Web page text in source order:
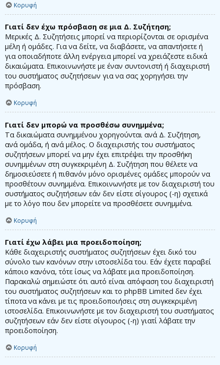
Κορυφή
Γιατί δεν έχω πρόσβαση σε μια Δ. Συζήτηση;
Μερικές Δ. Συζητήσεις μπορεί να περιορίζονται σε ορισμένα
μέλη ή ομάδες. Για να δείτε, να διαβάσετε, να απαντήσετε ή
για οποιαδήποτε άλλη ενέργεια μπορεί να χρειάζεστε ειδικά
δικαιώματα. Επικοινωνήστε με έναν συντονιστή ή διαχειριστή
του συστήματος συζητήσεων για να σας χορηγήσει την
πρόσβαση.
Κορυφή
Γιατί δεν μπορώ να προσθέσω συνημμένα;
Τα δικαιώματα συνημμένου χορηγούνται ανά Δ. Συζήτηση,
ανά ομάδα, ή ανά μέλος. Ο διαχειριστής του συστήματος
συζητήσεων μπορεί να μην έχει επιτρέψει την προσθήκη
συνημμένων στη συγκεκριμένη Δ. Συζήτηση που θέλετε να
δημοσιεύσετε ή πιθανόν μόνο ορισμένες ομάδες μπορούν να
προσθέτουν συνημμένα. Επικοινωνήστε με τον διαχειριστή του
συστήματος συζητήσεων εάν δεν είστε σίγουρος (-η) σχετικά
με το λόγο που δεν μπορείτε να προσθέσετε συνημμένα.
Κορυφή
Γιατί έχω λάβει μια προειδοποίηση;
Κάθε διαχειριστής συστήματος συζητήσεων έχει δικό του
σύνολο των κανόνων στην ιστοσελίδα του. Εάν έχετε παραβεί
κάποιο κανόνα, τότε ίσως να λάβατε μια προειδοποίηση.
Παρακαλώ σημειώστε ότι αυτό είναι απόφαση του διαχειριστή
του συστήματος συζητήσεων και το phpBB Limited δεν έχει
τίποτα να κάνει με τις προειδοποιήσεις στη συγκεκριμένη
ιστοσελίδα. Επικοινωνήστε με τον διαχειριστή του συστήματος
συζητήσεων εάν δεν είστε σίγουρος (-η) γιατί λάβατε την
προειδοποίηση.
Κορυφή